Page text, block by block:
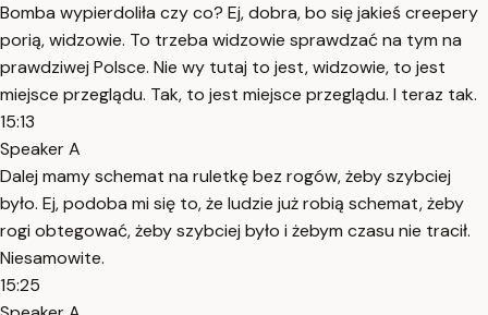
Bomba wypierdoliła czy co? Ej, dobra, bo się jakieś creepery
porią, widzowie. To trzeba widzowie sprawdzać na tym na
prawdziwej Polsce. Nie wy tutaj to jest, widzowie, to jest
miejsce przeglądu. Tak, to jest miejsce przeglądu. I teraz tak.
15:13
Speaker A
Dalej mamy schemat na ruletkę bez rogów, żeby szybciej
było. Ej, podoba mi się to, że ludzie już robią schemat, żeby
rogi obtegować, żeby szybciej było i żebym czasu nie tracił.
Niesamowite.
15:25